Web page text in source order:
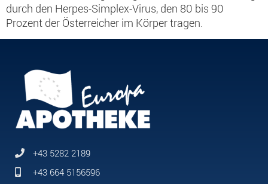
durch den Herpes-Simplex-Virus, den 80 bis 90
Prozent der Österreicher im Körper tragen.
+43 5282 2189
+43 664 5156596